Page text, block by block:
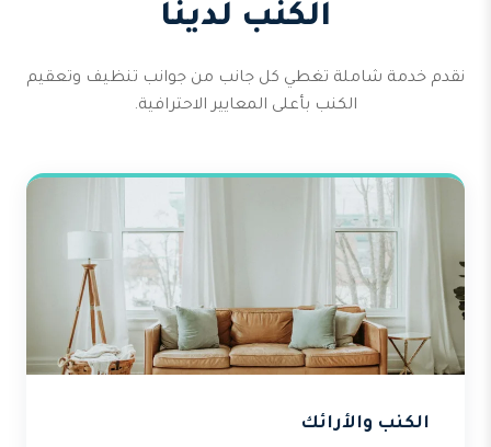
الكنب لدينا
نقدم خدمة شاملة تغطي كل جانب من جوانب تنظيف وتعقيم
الكنب بأعلى المعايير الاحترافية.
الكنب والأرائك